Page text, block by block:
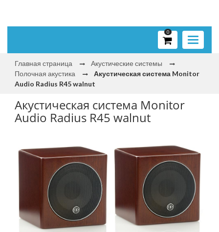
Toggle
0
Главная страница
Акустические системы
Полочная акустика
Акустическая система Monitor
Audio Radius R45 walnut
Акустическая система Monitor
Audio Radius R45 walnut